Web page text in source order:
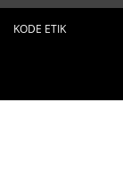
KODE ETIK